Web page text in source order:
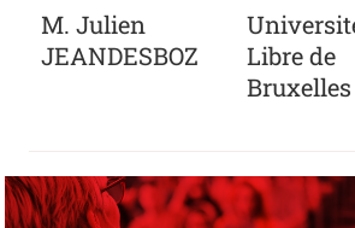
M. Julien
JEANDESBOZ
Libre de
Bruxelles